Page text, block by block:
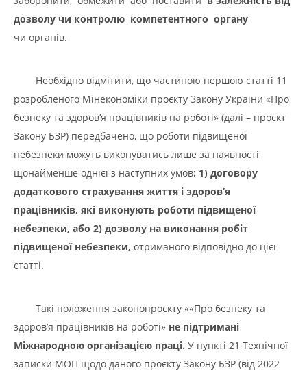
дозволу чи контролю компетентного органу
чи органів.
Необхідно відмітити, що частиною першою статті 11
розробленого Мінекономіки проєкту Закону України «Про
безпеку та здоров’я працівників на роботі» (далі – проєкт
Закону БЗР) передбачено, що роботи підвищеної
небезпеки можуть виконуватись лише за наявності
щонайменше однієї з наступних умов: 1) договору
додаткового страхування життя і здоров’я
працівників, які виконують роботи підвищеної
небезпеки, або 2) дозволу на виконання робіт
підвищеної небезпеки, отриманого відповідно до цієї
статті.
Такі положення законопроєкту ««Про безпеку та
здоров’я працівників на роботі» не підтримані
Міжнародною організацією праці. У пункті 21 Технічної
записки МОП щодо даного проєкту Закону БЗР (від 2022